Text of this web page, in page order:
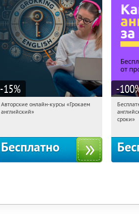
-15%
03:30:04 Получили:
Авторские онлайн-курсы «Грокаем
английский»
Бесплатно
-100
Россия
сроки»